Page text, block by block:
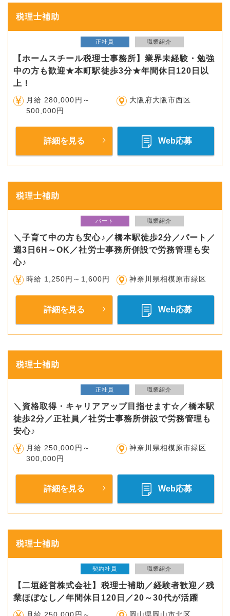
税理士補助
正社員 職業紹介
【ホームスチール税理士事務所】業界未経験・勉強
中の方も歓迎★本町駅徒歩3分★年間休日120日以
上！
月給 280,000円～
500,000円
大阪府大阪市西区
詳細を見る Web応募
税理士補助
パート 職業紹介
＼子育て中の方も安心♪／橋本駅徒歩2分／パート／
週3日6H～OK／社労士事務所併設で労務管理も安
心♪
時給 1,250円～1,600円 神奈川県相模原市緑区
詳細を見る Web応募
税理士補助
正社員 職業紹介
＼資格取得・キャリアアップ目指せます☆／橋本駅
徒歩2分／正社員／社労士事務所併設で労務管理も
安心♪
月給 250,000円～
300,000円
神奈川県相模原市緑区
詳細を見る Web応募
税理士補助
契約社員 職業紹介
【二垣経営株式会社】税理士補助／経験者歓迎／残
業ほぼなし／年間休日120日／20～30代が活躍